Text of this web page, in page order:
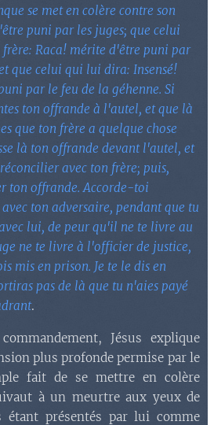
se met en colère contre son
puni par les juges; que celui
Raca! mérite d'être puni par
que celui qui lui dira: Insensé!
par le feu de la géhenne. Si
ton offrande à l'autel, et que là
que ton frère a quelque chose
là ton offrande devant l'autel, et
avec ton frère; puis,
ton offrande. Accorde-toi
ton adversaire, pendant que tu
lui, de peur qu'il ne te livre au
ne te livre à l'officier de justice,
mis en prison. Je te le dis en
pas de là que tu n'aies payé
.
Jésus explique
plus profonde permise par le
fait de se mettre en colère
à un meurtre aux yeux de
étant présentés par lui comme